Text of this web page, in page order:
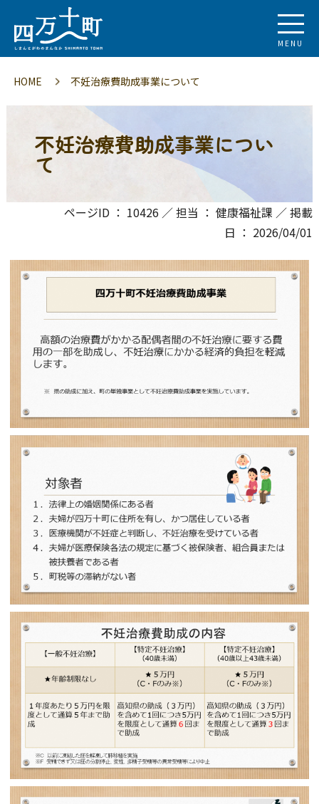
MENU
HOME 不妊治療費助成事業について
不妊治療費助成事業につい
て
ページID ： 10426 ／ 担当 ： 健康福祉課 ／ 掲載
日 ： 2026/04/01